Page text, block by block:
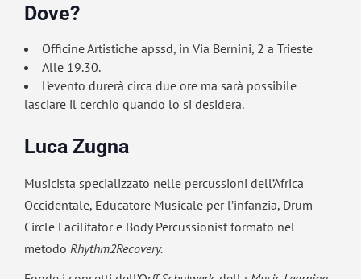
Dove?
Officine Artistiche apssd, in Via Bernini, 2 a Trieste
Alle 19.30.
L’evento durerà circa due ore ma sarà possibile
lasciare il cerchio quando lo si desidera.
Luca Zugna
Musicista specializzato nelle percussioni dell’Africa
Occidentale, Educatore Musicale per l’infanzia, Drum
Circle Facilitator e Body Percussionist formato nel
metodo Rhythm2Recovery.